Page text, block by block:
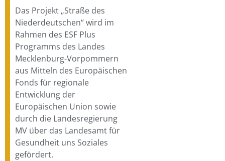
Das Projekt „Straße des
Niederdeutschen“ wird im
Rahmen des ESF Plus
Programms des Landes
Mecklenburg-Vorpommern
aus Mitteln des Europäischen
Fonds für regionale
Entwicklung der
Europäischen Union sowie
durch die Landesregierung
MV über das Landesamt für
Gesundheit uns Soziales
gefördert.